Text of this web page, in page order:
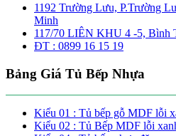
1192 Trường Lưu, P.Trường
Minh
117/70 LIÊN KHU 4 -5, Bình
ĐT : 0899 16 15 19
Bảng Giá Tủ Bếp Nhựa
Kiểu 01 : Tủ bếp gỗ MDF lỗi
Kiểu 02 : Tủ Bếp MDF lỗi